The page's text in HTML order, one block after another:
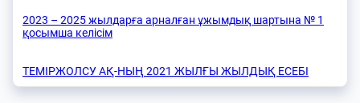
2023 – 2025 жылдарға арналған ұжымдық шартына № 1
қосымша келісім
ТЕМІРЖОЛСУ АҚ-НЫҢ 2021 ЖЫЛҒЫ ЖЫЛДЫҚ ЕСЕБІ